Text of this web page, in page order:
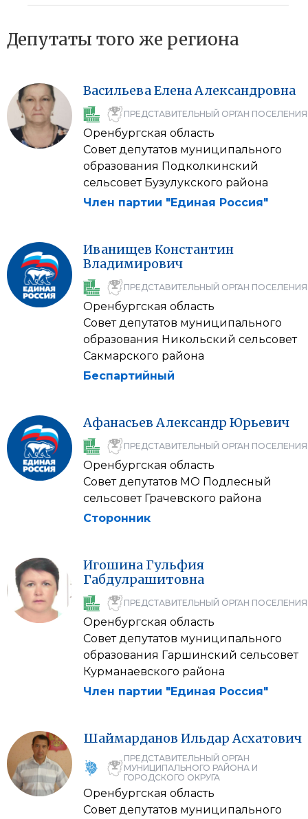
Депутаты того же региона
ВасильеваЕленаАлександровна
ПРЕДСТАВИТЕЛЬНЫЙ ОРГАН ПОСЕЛЕНИЯ
Оренбургская область
Совет депутатов муниципального
образования Подколкинский
сельсовет Бузулукского района
Член партии "Единая Россия"
Иванищев Константин
Владимирович
ПРЕДСТАВИТЕЛЬНЫЙ ОРГАН ПОСЕЛЕНИЯ
Оренбургская область
Совет депутатов муниципального
образования Никольский сельсовет
Сакмарского района
Беспартийный
Афанасьев Александр Юрьевич
ПРЕДСТАВИТЕЛЬНЫЙ ОРГАН ПОСЕЛЕНИЯ
Оренбургская область
Совет депутатов МО Подлесный
сельсовет Грачевского района
Сторонник
Игошина Гульфия
Габдулрашитовна
ПРЕДСТАВИТЕЛЬНЫЙ ОРГАН ПОСЕЛЕНИЯ
Оренбургская область
Совет депутатов муниципального
образования Гаршинский сельсовет
Курманаевского района
Член партии "Единая Россия"
Шаймарданов Ильдар Асхатович
ПРЕДСТАВИТЕЛЬНЫЙ ОРГАН
МУНИЦИПАЛЬНОГО РАЙОНА И
ГОРОДСКОГО ОКРУГА
Оренбургская область
Совет депутатов муниципального